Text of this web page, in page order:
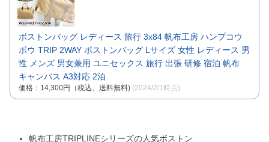
ボストンバッグ レディース 旅行 3x84 帆布工房 ハンプコウ
ボウ TRIP 2WAY ボストンバッグ Lサイズ 女性 レディース 男
性 メンズ 男女兼用 ユニセックス 旅行 出張 研修 宿泊 帆布
キャンバス A3対応 2泊
価格：14,300円（税込、送料無料) (2024/2/1時点)
帆布工房TRIPLINEシリーズの人気ボストン